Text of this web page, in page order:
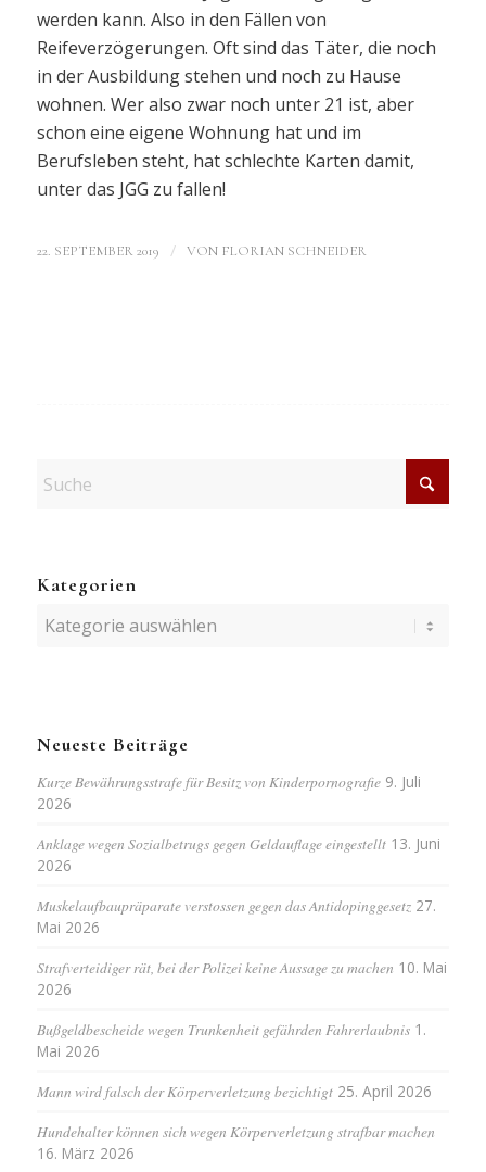
werden kann. Also in den Fällen von
Reifeverzögerungen. Oft sind das Täter, die noch
in der Ausbildung stehen und noch zu Hause
wohnen. Wer also zwar noch unter 21 ist, aber
schon eine eigene Wohnung hat und im
Berufsleben steht, hat schlechte Karten damit,
unter das JGG zu fallen!
22. SEPTEMBER 2019 / VON FLORIAN SCHNEIDER
Kategorien
Kategorien
Neueste Beiträge
Kurze Bewährungsstrafe für Besitz von Kinderpornografie 9. Juli
2026
Anklage wegen Sozialbetrugs gegen Geldauflage eingestellt 13. Juni
2026
Muskelaufbaupräparate verstossen gegen das Antidopinggesetz 27.
Mai 2026
Strafverteidiger rät, bei der Polizei keine Aussage zu machen 10. Mai
2026
Bußgeldbescheide wegen Trunkenheit gefährden Fahrerlaubnis 1.
Mai 2026
Mann wird falsch der Körperverletzung bezichtigt 25. April 2026
Hundehalter können sich wegen Körperverletzung strafbar machen
16. März 2026